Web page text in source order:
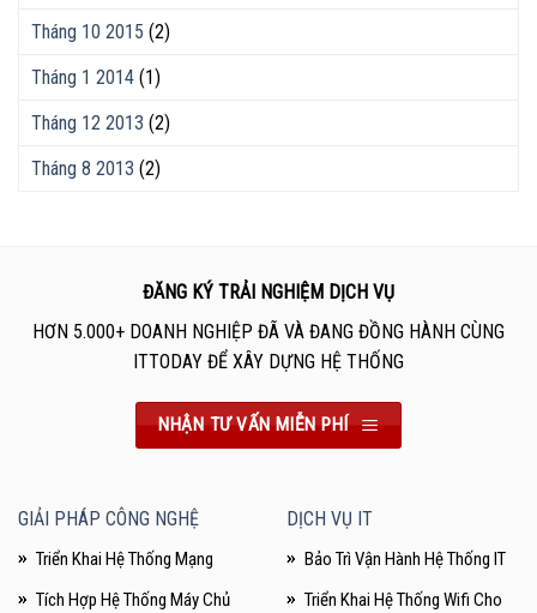
Tháng 10 2015 (2)
Tháng 1 2014 (1)
Tháng 12 2013 (2)
Tháng 8 2013 (2)
ĐĂNG KÝ TRẢI NGHIỆM DỊCH VỤ
HƠN 5.000+ DOANH NGHIỆP ĐÃ VÀ ĐANG ĐỒNG HÀNH CÙNG
ITTODAY ĐỂ XÂY DỰNG HỆ THỐNG
NHẬN TƯ VẤN MIỄN PHÍ
GIẢI PHÁP CÔNG NGHỆ
Triển Khai Hệ Thống Mạng
Tích Hợp Hệ Thống Máy Chủ
DỊCH VỤ IT
Bảo Trì Vận Hành Hệ Thống IT
Triển Khai Hệ Thống Wifi Cho